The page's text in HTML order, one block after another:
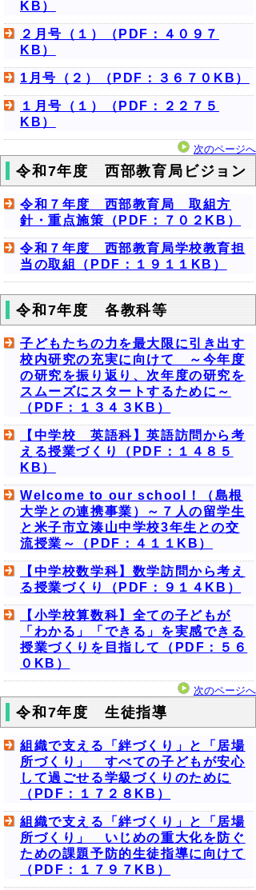
KB）
２月号（１）（PDF：４０９７
KB）
1月号（２）（PDF：３６７０KB）
１月号（１）（PDF：２２７５
KB）
次のページへ
令和7年度 西部教育局ビジョン
令和７年度 西部教育局 取組方
針・重点施策（PDF：７０２KB）
令和７年度 西部教育局学校教育担
当の取組（PDF：１９１１KB）
令和7年度 各教科等
子どもたちの力を最大限に引き出す
校内研究の充実に向けて ～今年度
の研究を振り返り、次年度の研究を
スムーズにスタートするために～
（PDF：１３４３KB）
【中学校 英語科】英語訪問から考
える授業づくり（PDF：１４８５
KB）
Welcome to our school！（島根
大学との連携事業）～７人の留学生
と米子市立湊山中学校3年生との交
流授業～（PDF：４１１KB）
【中学校数学科】数学訪問から考え
る授業づくり（PDF：９１４KB）
【小学校算数科】全ての子どもが
「わかる」「できる」を実感できる
授業づくりを目指して（PDF：５６
０KB）
次のページへ
令和7年度 生徒指導
組織で支える「絆づくり」と「居場
所づくり」 すべての子どもが安心
して過ごせる学級づくりのために
（PDF：１７２８KB）
組織で支える「絆づくり」と「居場
所づくり」 いじめの重大化を防ぐ
ための課題予防的生徒指導に向けて
（PDF：１７９７KB）